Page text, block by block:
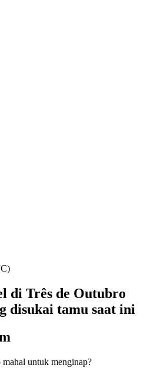
di Três de Outubro
disukai tamu saat ini
untuk menginap?